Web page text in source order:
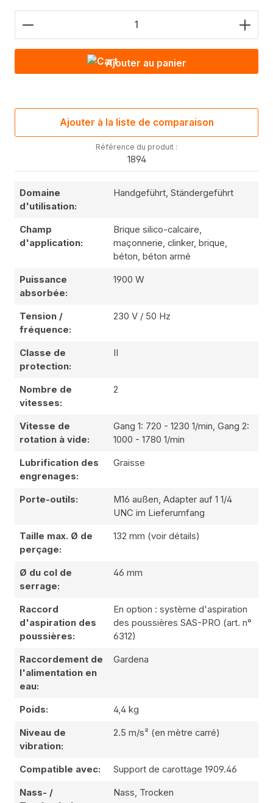
Nombre de produits : saisis la valeur souhaitée
Ajouter au panier
Ajouter à la liste de comparaison
Référence du produit :
1894
Domaine
d'utilisation:
Handgeführt, Ständergeführt
Champ
d'application:
Brique silico-calcaire,
maçonnerie, clinker, brique,
béton, béton armé
Puissance
absorbée:
1900 W
Tension /
fréquence:
230 V / 50 Hz
Classe de
protection:
II
Nombre de
vitesses:
2
Vitesse de
rotation à vide:
Gang 1: 720 - 1230 1/min, Gang 2:
1000 - 1780 1/min
Lubrification des
engrenages:
Graisse
Porte-outils:
M16 außen, Adapter auf 1 1/4
UNC im Lieferumfang
Taille max. Ø de
perçage:
132 mm (voir détails)
Ø du col de
serrage:
46 mm
Raccord
d'aspiration des
poussières:
En option : système d'aspiration
des poussières SAS-PRO (art. n°
6312)
Raccordement de
l'alimentation en
eau:
Gardena
Poids: 4,4 kg
Niveau de
vibration:
2.5 m/s² (en mètre carré)
Compatible avec: Support de carottage 1909.46
Nass- /
Nass, Trocken